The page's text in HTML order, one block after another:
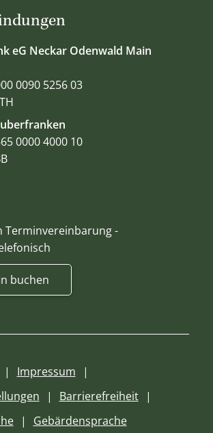
eG Neckar Odenwald Main
0090 5256 03
0000 4000 10
Terminvereinbarung -
buchen
Impressum
Barrierefreiheit
Gebärdensprache